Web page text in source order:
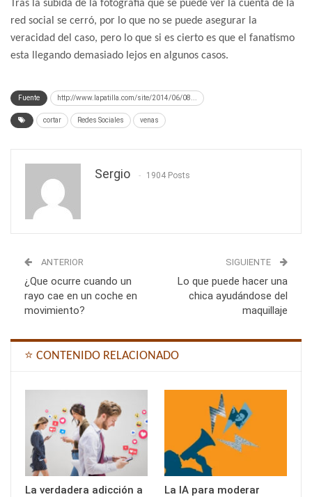
Tras la subida de la fotografía que se puede ver la cuenta de la
red social se cerró, por lo que no se puede asegurar la
veracidad del caso, pero lo que si es cierto es que el fanatismo
esta llegando demasiado lejos en algunos casos.
Fuente http://www.lapatilla.com/site/2014/06/08...
cortar Redes Sociales venas
Sergio 1904 Posts
ANTERIOR
¿Que ocurre cuando un
rayo cae en un coche en
movimiento?
SIGUIENTE
Lo que puede hacer una
chica ayudándose del
maquillaje
⭐ CONTENIDO RELACIONADO
La verdadera adicción a
La IA para moderar